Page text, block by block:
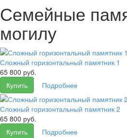
Семейные
могилу
Сложный горизонтальный памятник 1
65 800 руб.
Купить
Подробнее
Сложный горизонтальный памятник 2
65 800 руб.
Купить
Подробнее